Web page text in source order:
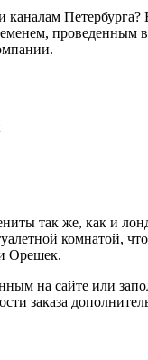
каналам
так же, как и
комнатой,
Орешек.
на сайте или
заказа